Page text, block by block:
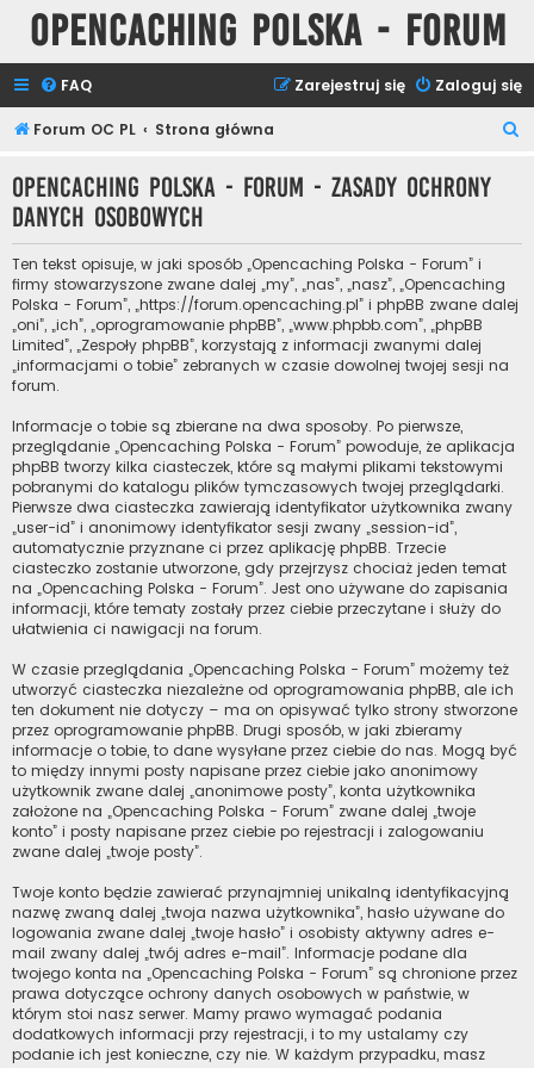
Opencaching Polska - Forum
FAQ Zaloguj się
Zarejestruj się
Forum OC PL Strona główna
Opencaching Polska - Forum - Zasady ochrony
danych osobowych
Ten tekst opisuje, w jaki sposób „Opencaching Polska - Forum” i
firmy stowarzyszone zwane dalej „my”, „nas”, „nasz”, „Opencaching
Polska - Forum”, „https://forum.opencaching.pl” i phpBB zwane dalej
„oni”, „ich”, „oprogramowanie phpBB”, „www.phpbb.com”, „phpBB
Limited”, „Zespoły phpBB”, korzystają z informacji zwanymi dalej
„informacjami o tobie” zebranych w czasie dowolnej twojej sesji na
forum.
Informacje o tobie są zbierane na dwa sposoby. Po pierwsze,
przeglądanie „Opencaching Polska - Forum” powoduje, że aplikacja
phpBB tworzy kilka ciasteczek, które są małymi plikami tekstowymi
pobranymi do katalogu plików tymczasowych twojej przeglądarki.
Pierwsze dwa ciasteczka zawierają identyfikator użytkownika zwany
„user-id” i anonimowy identyfikator sesji zwany „session-id”,
automatycznie przyznane ci przez aplikację phpBB. Trzecie
ciasteczko zostanie utworzone, gdy przejrzysz chociaż jeden temat
na „Opencaching Polska - Forum”. Jest ono używane do zapisania
informacji, które tematy zostały przez ciebie przeczytane i służy do
ułatwienia ci nawigacji na forum.
W czasie przeglądania „Opencaching Polska - Forum” możemy też
utworzyć ciasteczka niezależne od oprogramowania phpBB, ale ich
ten dokument nie dotyczy – ma on opisywać tylko strony stworzone
przez oprogramowanie phpBB. Drugi sposób, w jaki zbieramy
informacje o tobie, to dane wysyłane przez ciebie do nas. Mogą być
to między innymi posty napisane przez ciebie jako anonimowy
użytkownik zwane dalej „anonimowe posty”, konta użytkownika
założone na „Opencaching Polska - Forum” zwane dalej „twoje
konto” i posty napisane przez ciebie po rejestracji i zalogowaniu
zwane dalej „twoje posty”.
Twoje konto będzie zawierać przynajmniej unikalną identyfikacyjną
nazwę zwaną dalej „twoja nazwa użytkownika”, hasło używane do
logowania zwane dalej „twoje hasło” i osobisty aktywny adres e-
mail zwany dalej „twój adres e-mail”. Informacje podane dla
twojego konta na „Opencaching Polska - Forum” są chronione przez
prawa dotyczące ochrony danych osobowych w państwie, w
którym stoi nasz serwer. Mamy prawo wymagać podania
dodatkowych informacji przy rejestracji, i to my ustalamy czy
podanie ich jest konieczne, czy nie. W każdym przypadku, masz